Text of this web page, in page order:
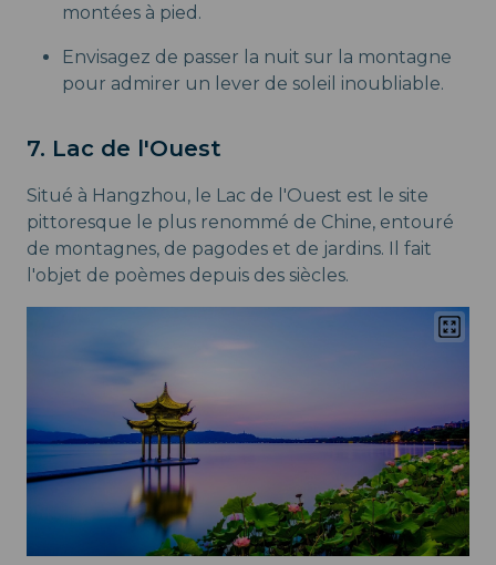
montées à pied.
Envisagez de passer la nuit sur la montagne
pour admirer un lever de soleil inoubliable.
7. Lac de l'Ouest
Situé à Hangzhou, le Lac de l'Ouest est le site
pittoresque le plus renommé de Chine, entouré
de montagnes, de pagodes et de jardins. Il fait
l'objet de poèmes depuis des siècles.